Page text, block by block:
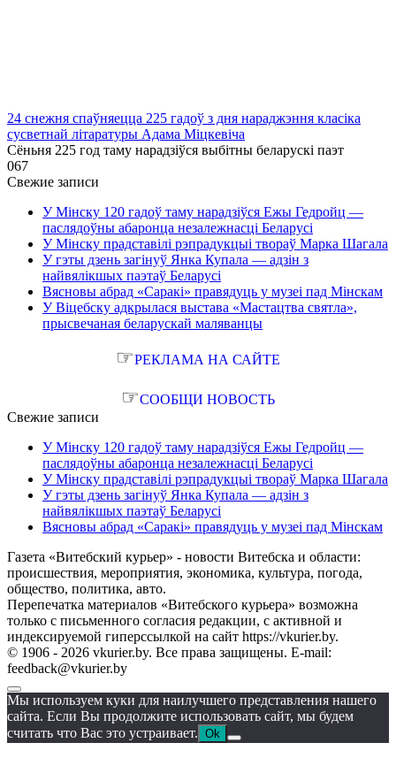
24 снежня спаўняецца 225 гадоў з дня нараджэння класіка
сусветнай літаратуры Адама Міцкевіча
Сёньня 225 год таму нарадзіўся выбітны беларускі паэт
067
Свежие записи
У Мінску 120 гадоў таму нарадзіўся Ежы Гедройц —
паслядоўны абаронца незалежнасці Беларусі
У Мінску прадставілі рэпрадукцыі твораў Марка Шагала
У гэты дзень загінуў Янка Купала — адзін з
найвялікшых паэтаў Беларусі
Вясновы абрад «Саракі» правядуць у музеі пад Мінскам
У Віцебску адкрылася выстава «Мастацтва святла»,
прысвечаная беларускай маляванцы
☞РЕКЛАМА НА САЙТЕ
☞СООБЩИ НОВОСТЬ
Свежие записи
У Мінску 120 гадоў таму нарадзіўся Ежы Гедройц —
паслядоўны абаронца незалежнасці Беларусі
У Мінску прадставілі рэпрадукцыі твораў Марка Шагала
У гэты дзень загінуў Янка Купала — адзін з
найвялікшых паэтаў Беларусі
Вясновы абрад «Саракі» правядуць у музеі пад Мінскам
Газета «Витебский курьер» - новости Витебска и области:
происшествия, мероприятия, экономика, культура, погода,
общество, политика, авто.
Перепечатка материалов «Витебского курьера» возможна
только с письменного согласия редакции, с активной и
индексируемой гиперссылкой на сайт https://vkurier.by.
© 1906 - 2026 vkurier.by. Все права защищены. E-mail:
feedback@vkurier.by
Мы используем куки для наилучшего представления нашего
сайта. Если Вы продолжите использовать сайт, мы будем
считать что Вас это устраивает. Ok